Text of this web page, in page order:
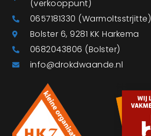
(verkooppunt)
0657181330 (Warmoltsstrjitte)
Bolster 6, 9281 KK Harkema
0682043806 (Bolster)
info@drokdwaande.nl